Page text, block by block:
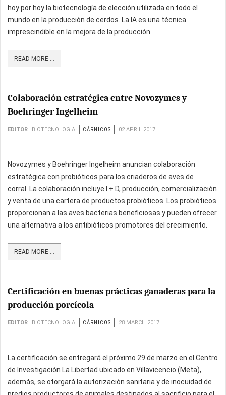
hoy por hoy la biotecnología de elección utilizada en todo el
mundo en la producción de cerdos. La IA es una técnica
imprescindible en la mejora de la producción.
READ MORE ...
Colaboración estratégica entre Novozymes y
Boehringer Ingelheim
EDITOR BIOTECNOLOGIA CÁRNICOS 02 APRIL 2017
Novozymes y Boehringer Ingelheim anuncian colaboración
estratégica con probióticos para los criaderos de aves de
corral. La colaboración incluye I + D, producción, comercialización
y venta de una cartera de productos probióticos. Los probióticos
proporcionan a las aves bacterias beneficiosas y pueden ofrecer
una alternativa a los antibióticos promotores del crecimiento.
READ MORE ...
Certificación en buenas prácticas ganaderas para la
producción porcícola
EDITOR BIOTECNOLOGIA CÁRNICOS 28 MARCH 2017
La certificación se entregará el próximo 29 de marzo en el Centro
de Investigación La Libertad ubicado en Villavicencio (Meta),
además, se otorgará la autorización sanitaria y de inocuidad de